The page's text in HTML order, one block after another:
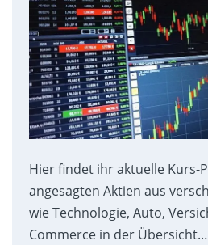
Hier findet ihr aktuelle Kurs-
angesagten Aktien aus
wie Technologie, Auto,
Commerce in der